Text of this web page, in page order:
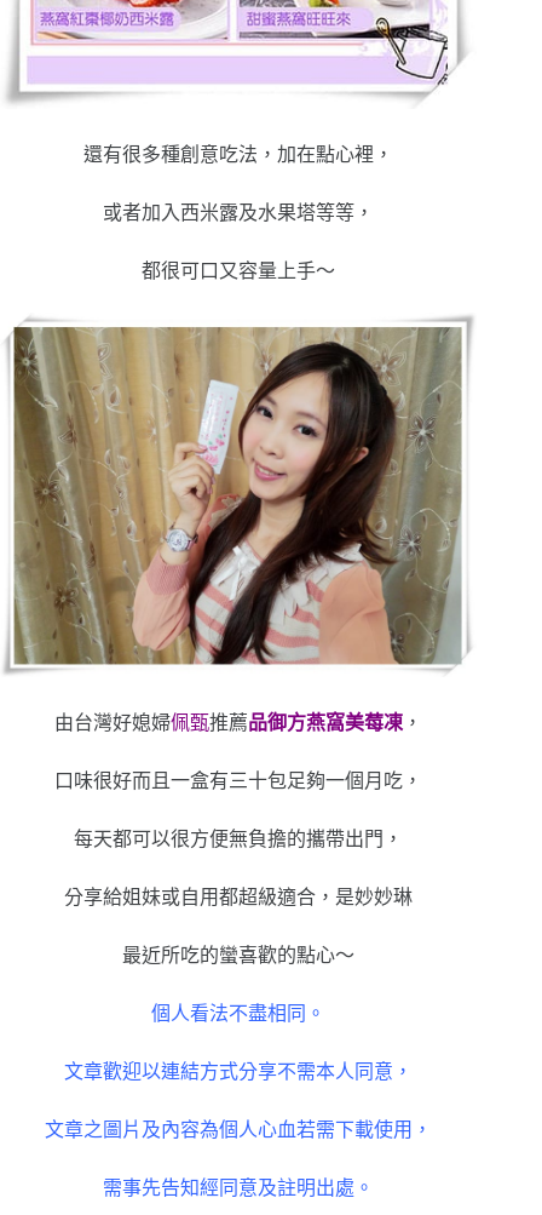
還有很多種創意吃法，加在點心裡，
或者加入西米露及水果塔等等，
都很可口又容量上手～
由台灣好媳婦佩甄推薦品御方燕窩美莓凍 ，
口味很好而且一盒有三十包足夠一個月吃，
每天都可以很方便無負擔的攜帶出門，
分享給姐妹或自用都超級適合，是妙妙琳
最近所吃的蠻喜歡的點心～
個人看法不盡相同。
文章歡迎以連結方式分享不需本人同意，
文章之圖片及內容為個人心血若需下載使用，
需事先告知經同意及註明出處。